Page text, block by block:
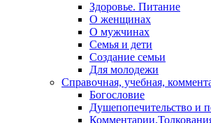
Здоровье. Питание
О женщинах
О мужчинах
Семья и дети
Создание семьи
Для молодежи
Справочная, учебная,
Богословие
Душепопечительство и